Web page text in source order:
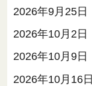
2026年9月25日
2026年10月2日
2026年10月9日
2026年10月16